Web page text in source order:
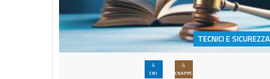
TECNICI E SICUREZZA
4
CNI
4
CNAPPC